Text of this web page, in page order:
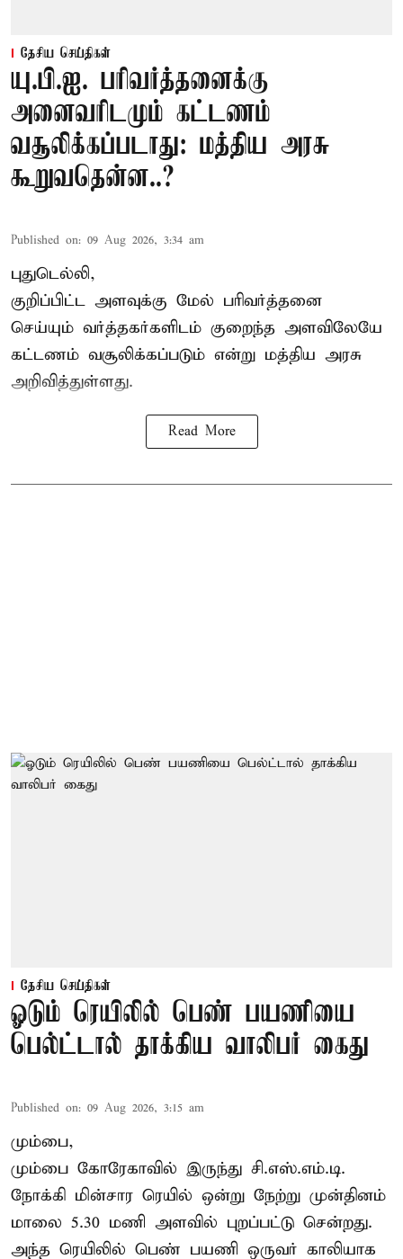
தேசிய செய்திகள்
யு.பி.ஐ. பரிவர்த்தனைக்கு
அனைவரிடமும் கட்டணம்
வசூலிக்கப்படாது: மத்திய அரசு
கூறுவதென்ன..?
Published on: 09 Aug 2026, 3:34 am
புதுடெல்லி,
குறிப்பிட்ட அளவுக்கு மேல் பரிவர்த்தனை
செய்யும் வர்த்தகர்களிடம் குறைந்த அளவிலேயே
கட்டணம் வசூலிக்கப்படும் என்று மத்திய அரசு
அறிவித்துள்ளது.
Read More
தேசிய செய்திகள்
ஓடும் ரெயிலில் பெண் பயணியை
பெல்ட்டால் தாக்கிய வாலிபர் கைது
Published on: 09 Aug 2026, 3:15 am
மும்பை,
மும்பை கோரேகாவில் இருந்து சி.எஸ்.எம்.டி.
நோக்கி மின்சார ரெயில் ஒன்று நேற்று முன்தினம்
மாலை 5.30 மணி அளவில் புறப்பட்டு சென்றது.
அந்த ரெயிலில் பெண் பயணி ஒருவர் காலியாக